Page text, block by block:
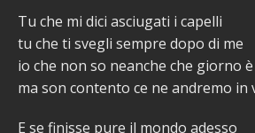
Tu che mi dici asciugati i capelli
tu che ti svegli sempre dopo di me
io che non so neanche che giorno è
ma son contento ce ne andremo in
E se finisse pure il mondo adesso